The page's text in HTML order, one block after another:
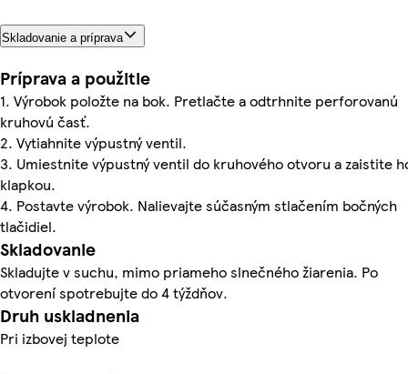
Skladovanie a príprava
Príprava a použitie
1. Výrobok položte na bok. Pretlačte a odtrhnite perforovanú
kruhovú časť.
2. Vytiahnite výpustný ventil.
3. Umiestnite výpustný ventil do kruhového otvoru a zaistite
klapkou.
4. Postavte výrobok. Nalievajte súčasným stlačením bočných
tlačidiel.
Skladovanie
Skladujte v suchu, mimo priameho slnečného žiarenia. Po
otvorení spotrebujte do 4 týždňov.
Druh uskladnenia
Pri izbovej teplote